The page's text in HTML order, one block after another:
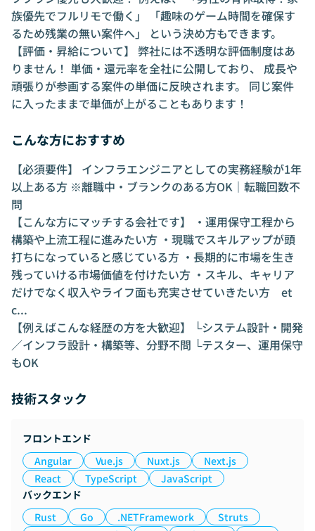
族優先でフルリモで働く」 「趣味のゲーム時間を確保す
るため残業の無い案件へ」 という決め方もできます。
【評価・昇給について】 弊社には不透明な評価制度はあ
りません！ 単価・還元率を全社に公開しており、 成長や
頑張りが参画する案件の単価に反映されます。 同じ案件
に入ったままで単価が上がることもあります！
こんな方におすすめ
【必須要件】 インフラエンジニアとしての実務経験が1年
以上ある方 ※離職中・ブランクのある方OK｜転職回数不
問
【こんな方にマッチする会社です】 ・運用保守工程から
構築や上流工程に進みたい方 ・現職でスキルアップが頭
打ちになっていると感じている方 ・長期的に市場を生き
残っていける市場価値を付けたい方 ・スキル、キャリア
だけでなく収入やライフ面も充実させていきたい方 et
c...
【例えばこんな経歴の方を大歓迎】 └システム設計・開発
／インフラ設計・構築等、分野不問 └テスター、運用保守
もOK
技術スタック
フロントエンド
Angular
Vue.js Nuxt.js
Next.js
React
TypeScript
JavaScript
バックエンド
Rust
Go .NETFramework
Struts